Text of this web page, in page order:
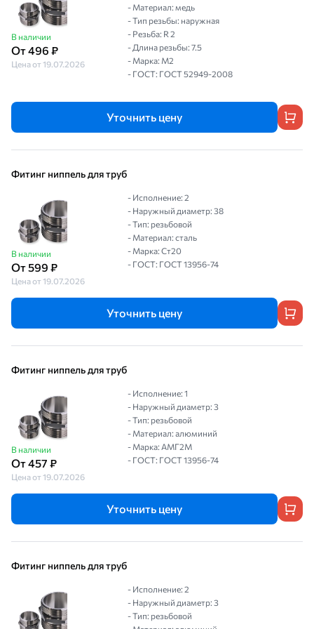
В наличии
От 496 ₽
Цена от 19.07.2026
- Материал: медь
- Тип резьбы: наружная
- Резьба: R 2
- Длина резьбы: 7.5
- Марка: M2
- ГОСТ: ГОСТ 52949-2008
Уточнить цену
Фитинг ниппель для труб
В наличии
От 599 ₽
Цена от 19.07.2026
- Исполнение: 2
- Наружный диаметр: 38
- Тип: резьбовой
- Материал: сталь
- Марка: Ст20
- ГОСТ: ГОСТ 13956-74
Уточнить цену
Фитинг ниппель для труб
В наличии
От 457 ₽
Цена от 19.07.2026
- Исполнение: 1
- Наружный диаметр: 3
- Тип: резьбовой
- Материал: алюминий
- Марка: АМГ2М
- ГОСТ: ГОСТ 13956-74
Уточнить цену
Фитинг ниппель для труб
- Исполнение: 2
- Наружный диаметр: 3
- Тип: резьбовой